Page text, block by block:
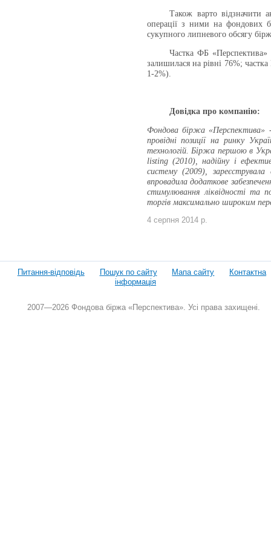
Також варто відзначити
операції з ними на фондових
сукупного липневого обсягу
Частка ФБ «Перспектива»
залишилася на рівні 76%;
1-2%).
Довідка про компанію:
Фондова біржа «Перспектива» -
провідні позиції на ринку
технологій. Біржа першою в
listing (2010), надійну і
систему (2009),
впровадила додаткове
стимулювання ліквідності та
торгів максимально широким
4 серпня 2014 р.
Питання-відповідь Пошук по сайту Мапа сайту
Контактна
інформація
2007—2026 Фондова біржа «Перспектива». Усі права захищені.